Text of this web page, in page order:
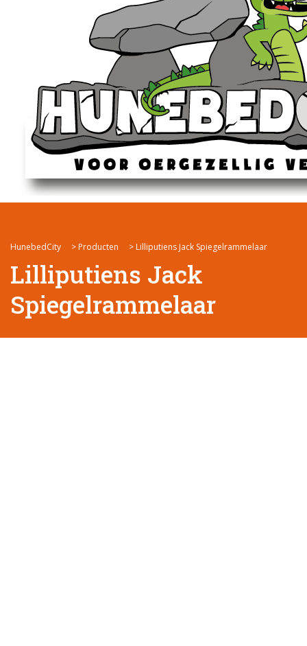
HunebedCity > Producten > Lilliputiens Jack Spiegelrammelaar
Lilliputiens Jack
Spiegelrammelaar